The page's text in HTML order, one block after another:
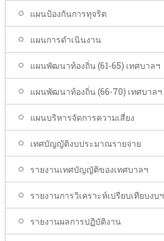
แผนป้องกันการทุจริต
แผนการดำเนินงาน
แผนพัฒนาท้องถิ่น (61-65) เทศบาลฯ
แผนพัฒนาท้องถิ่น (66-70) เทศบาลฯ
แผนบริหารจัดการความเสี่ยง
เทศบัญญัติงบประมาณรายจ่าย
รายงานเทศบัญญัติของเทศบาลฯ
รายงานการวิเคราะห์เปรียบเทียบงบฯ
รายงานผลการปฏิบัติงาน